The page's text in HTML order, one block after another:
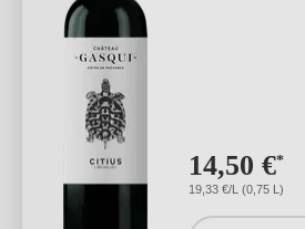
14,50 €*
19,33 €/L (0,75 L)